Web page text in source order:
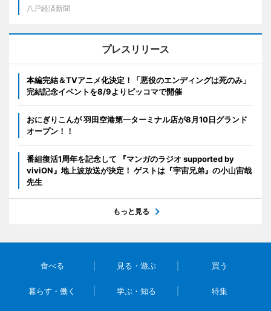
八戸経済新聞
プレスリリース
本編完結＆TVアニメ化決定！「悪役のエンディングは死のみ」
完結記念イベントを8/9よりピッコマで開催
おにぎりこんが 羽田空港第一ターミナル店が8月10日グランド
オープン！！
番組復活1周年を記念して 『マンガのラジオ supported by
viviON』地上波放送が決定！ ゲストは『宇宙兄弟』の小山宙哉
先生
もっと見る
食べる 見る・遊ぶ 買う
暮らす・働く 学ぶ・知る 特集